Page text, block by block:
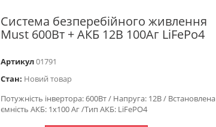
Система безперебійного живлення
Must 600Вт + АКБ 12В 100Аг LiFePo4
Артикул01791
Стан: Новий товар
Потужність інвертора: 600Вт / Напруга: 12В / Встановлена
ємність АКБ: 1х100 Аг /Тип АКБ: LiFePO4